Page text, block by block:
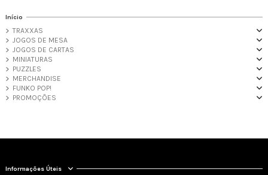
Início
TRAXXAS
JOGOS DE MESA
JOGOS DE CARTAS
MINIATURAS
PUZZLES
MERCHANDISE
FUNKO POP!
PROMOÇÕES
Informações Úteis